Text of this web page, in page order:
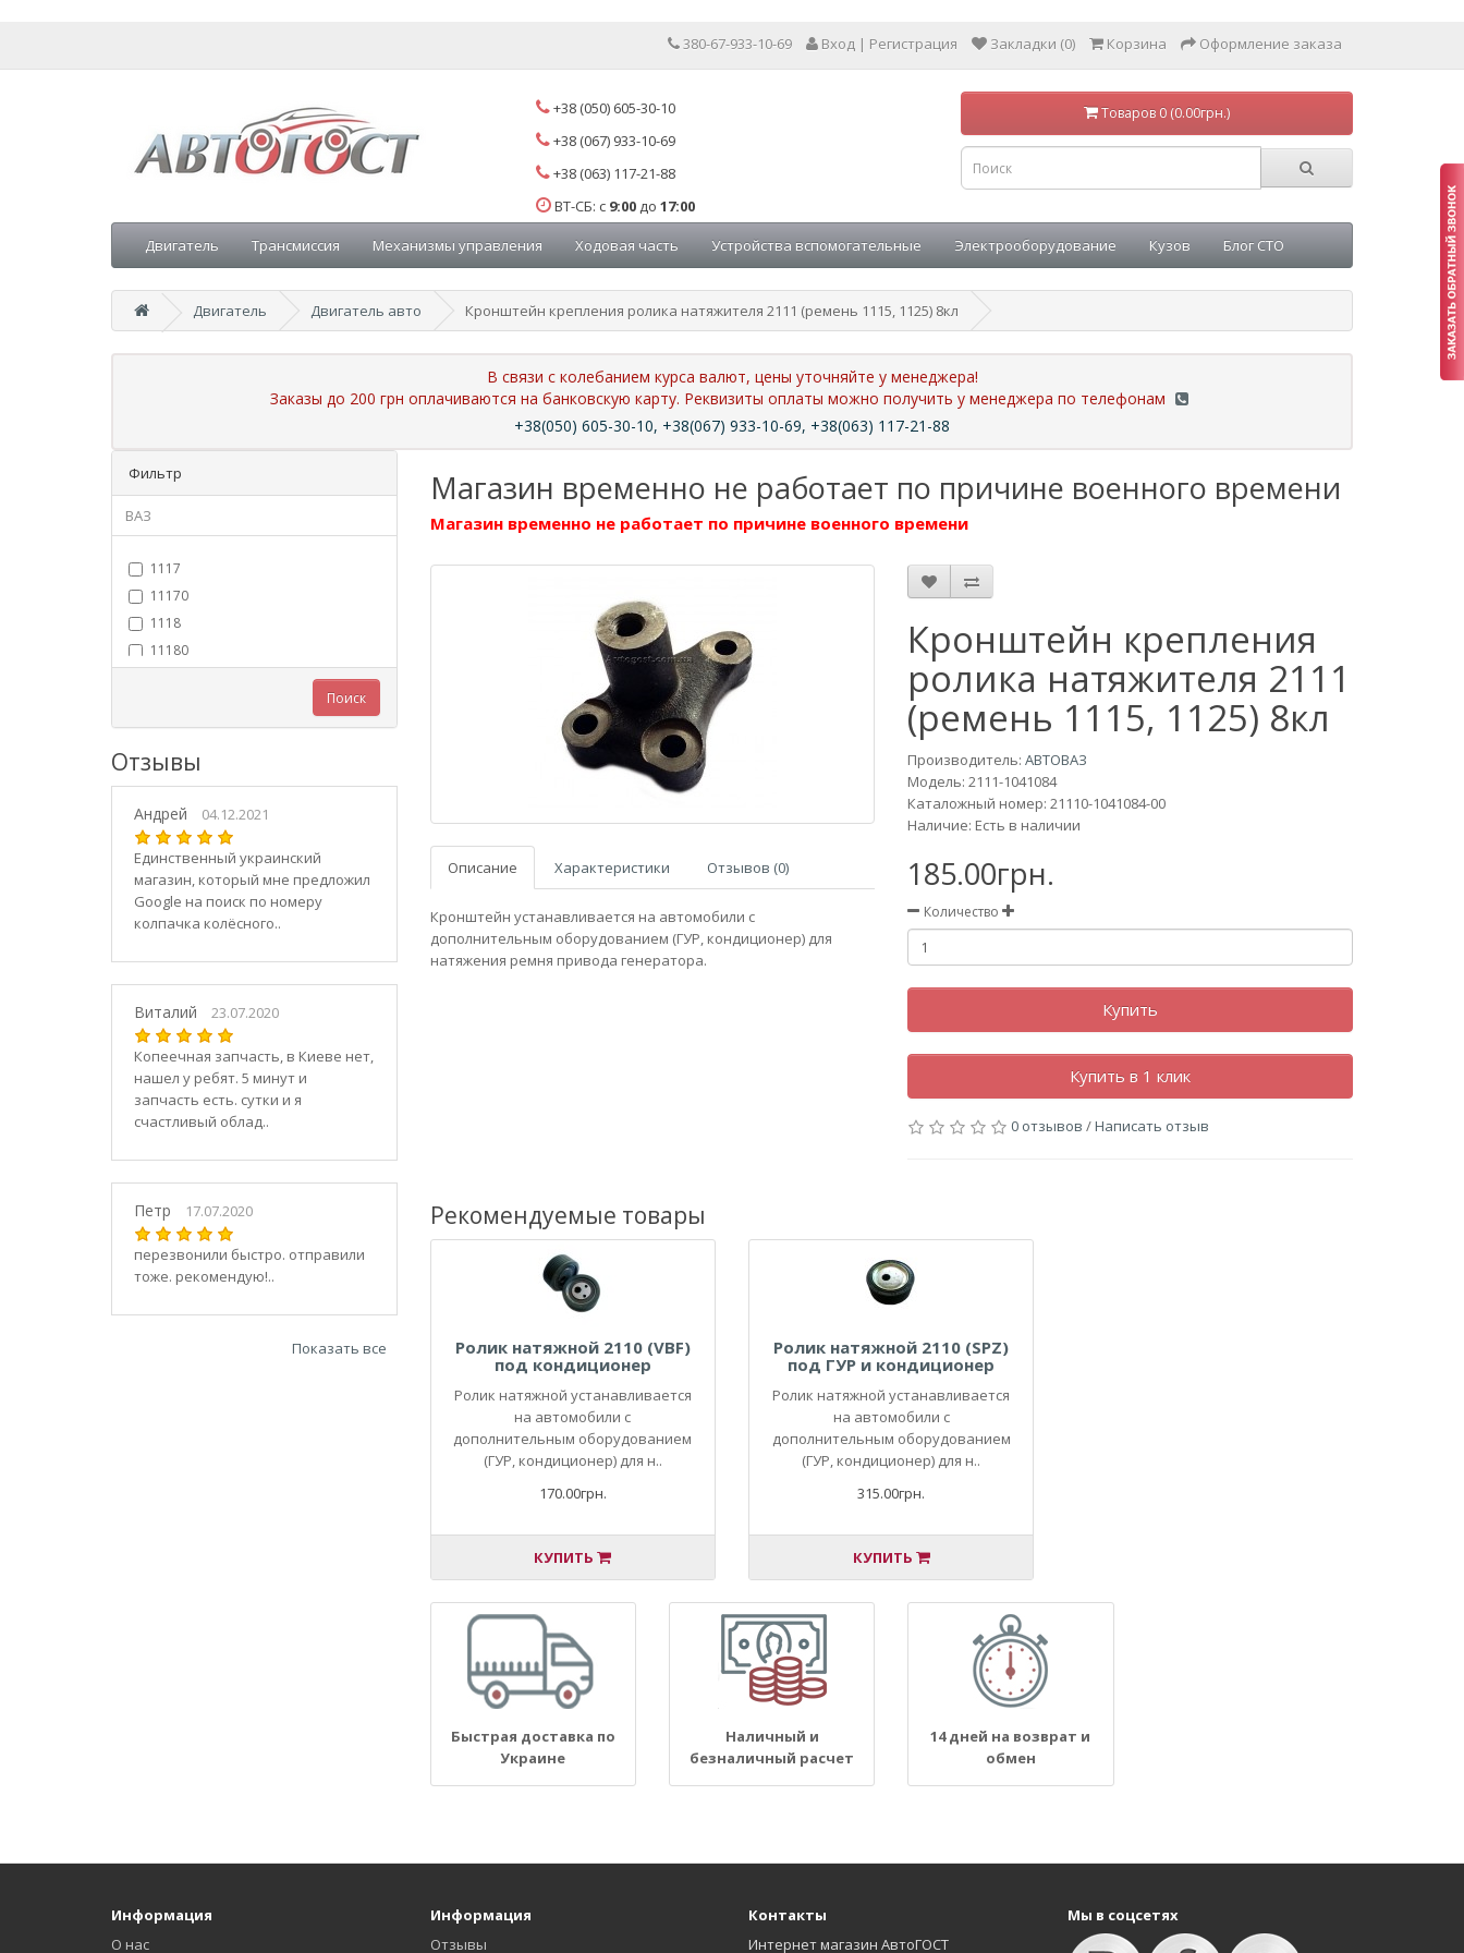
380-67-933-10-69 Вход | Регистрация Закладки (0) Корзина Оформление заказа
+38 (050) 605-30-10
+38 (067) 933-10-69
+38 (063) 117-21-88
ВТ-СБ: с 9:00 до 17:00
Товаров 0 (0.00грн.)
Двигатель Трансмиссия Механизмы управления Ходовая часть Устройства вспомогательные Электрооборудование Кузов Блог СТО
Двигатель Двигатель авто Кронштейн крепления ролика натяжителя 2111 (ремень 1115, 1125) 8кл
В связи с колебанием курса валют, цены уточняйте у менеджера!
Заказы до 200 грн оплачиваются на банковскую карту. Реквизиты оплаты можно получить у менеджера по телефонам
+38(050) 605-30-10, +38(067) 933-10-69, +38(063) 117-21-88
Фильтр
ВАЗ
1117
11170
1118
11180
11186
1119
11190
11194
2101
21010
2102
21020
21040
21044
21047
2107
21070
21073
Поиск
Отзывы
Андрей 04.12.2021
Единственный украинский
магазин, который мне предложил
Google на поиск по номеру
колпачка колёсного..
Виталий 23.07.2020
Копеечная запчасть, в Киеве нет,
нашел у ребят. 5 минут и
запчасть есть. сутки и я
счастливый облад..
Петр 17.07.2020
перезвонили быстро. отправили
тоже. рекомендую!..
Показать все
Магазин временно не работает по причине военного времени
Магазин временно не работает по причине военного времени
Описание Характеристики Отзывов (0)
Кронштейн устанавливается на автомобили с
дополнительным оборудованием (ГУР, кондиционер) для
натяжения ремня привода генератора.
Кронштейн крепления
ролика натяжителя 2111
(ремень 1115, 1125) 8кл
Производитель:АВТОВАЗ
Модель:2111-1041084
Каталожный номер: 21110-1041084-00
Наличие: Есть в наличии
185.00грн.
Количество
Купить
Купить в 1 клик
0 отзывов /Написать отзыв
Рекомендуемые товары
Ролик натяжной 2110 (VBF)
под кондиционер
Ролик натяжной устанавливается
на автомобили с
дополнительным оборудованием
(ГУР, кондиционер) для н..
170.00грн.
КУПИТЬ
Ролик натяжной 2110 (SPZ)
под ГУР и кондиционер
Ролик натяжной устанавливается
на автомобили с
дополнительным оборудованием
(ГУР, кондиционер) для н..
315.00грн.
КУПИТЬ
Быстрая доставка по
Украине
Наличный и
безналичный расчет
14 дней на возврат и
обмен
Информация
О нас
Информация
Отзывы
Контакты
Интернет магазин АвтоГОСТ
Мы в соцсетях